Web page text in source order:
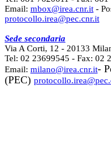
Email: mbox@irea.cnr.it -
protocollo.irea@pec.cnr.it
Sede secondaria
Via A Corti, 12 - 20133
Tel: 02 23699545 - Fax: 02
Email: milano@irea.cnr.it-
(PEC)